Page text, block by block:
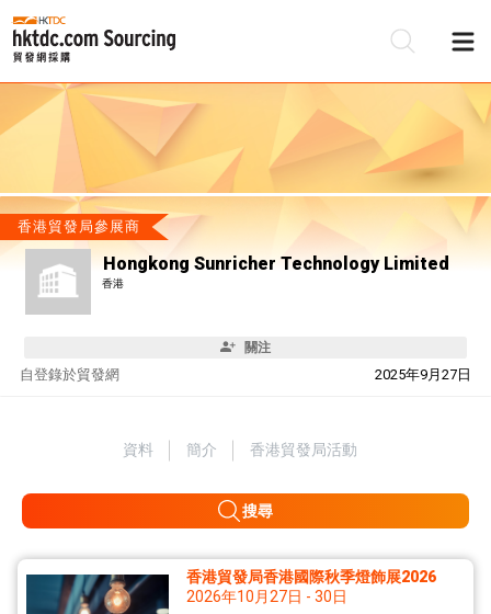
香港貿發局參展商
Hongkong Sunricher Technology Limited
香港
關注
自 2025年9月27日
登錄於貿發網
資料 簡介 香港貿發局活動
搜尋
香港貿發局香港國際秋季燈飾展2026
2026年10月27日 - 30日